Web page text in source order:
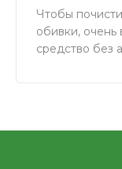
Чтобы
обивки, очень
средство без